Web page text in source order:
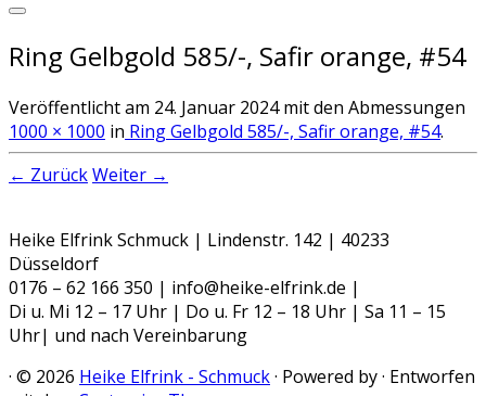
Ring Gelbgold 585/-, Safir orange, #54
Veröffentlicht am 24. Januar 2024mit den Abmessungen
1000 × 1000 in Ring Gelbgold 585/-, Safir orange, #54.
← ZurückWeiter →
Heike Elfrink Schmuck | Lindenstr. 142 | 40233
Düsseldorf
0176 – 62 166 350 | info@heike-elfrink.de |
Di u. Mi 12 – 17 Uhr | Do u. Fr 12 – 18 Uhr | Sa 11 – 15
Uhr| und nach Vereinbarung
· © 2026 Heike Elfrink - Schmuck· Powered by· Entworfen